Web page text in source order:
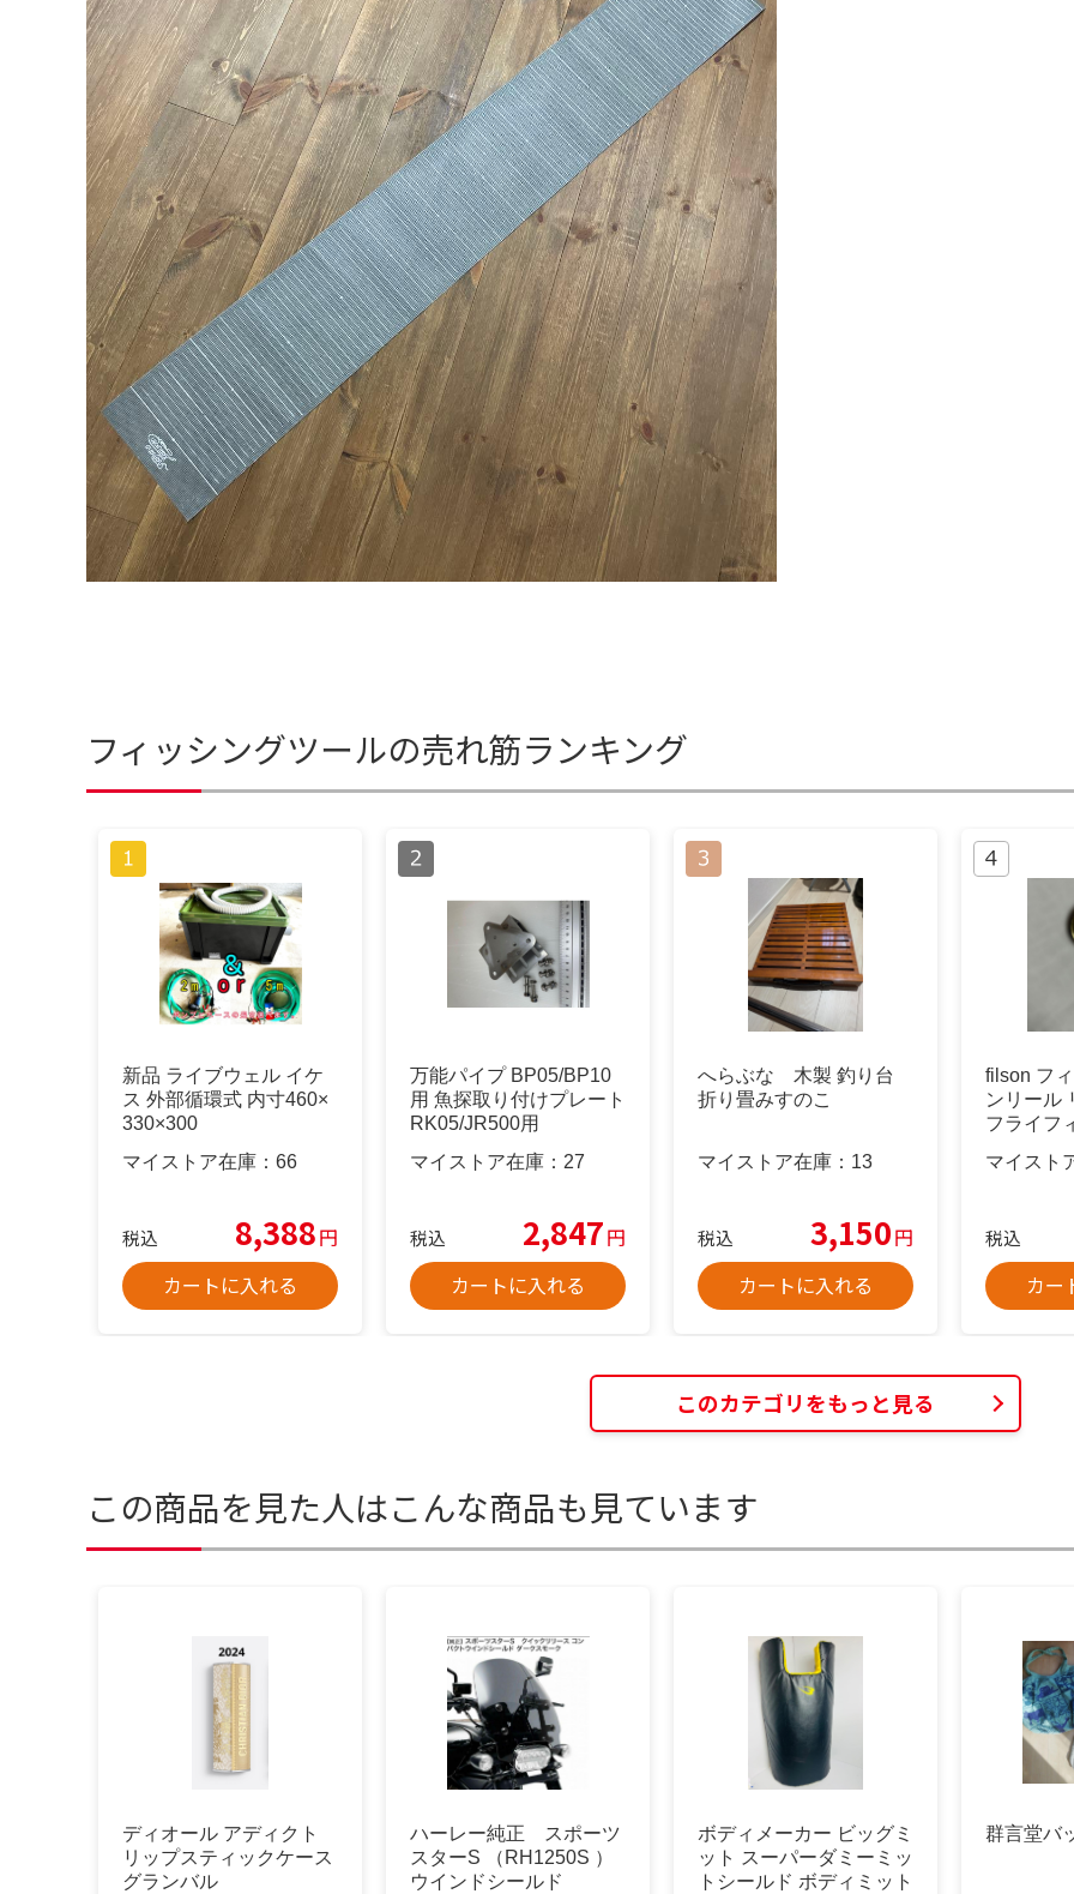
フィッシングツールの売れ筋ランキング
新品 ライブウェル イケ
ス 外部循環式 内寸460×
330×300
マイストア在庫： 66
税込 8,388円
カートに入れる
万能パイプ BP05/BP10
用 魚探取り付けプレート
RK05/JR500用
マイストア在庫： 27
税込 2,847円
カートに入れる
へらぶな 木製 釣り台
折り畳みすのこ
マイストア在庫： 13
税込 3,150円
カートに入れる
filson フ
ンリール
フライフ
マイスト
税込
カー
このカテゴリをもっと見る
この商品を見た人はこんな商品も見ています
ディオール アディクト
リップスティックケース
グランバル
ハーレー純正 スポーツ
スターS （RH1250S ）
ウインドシールド
ボディメーカー ビッグミ
ット スーパーダミーミッ
トシールド ボディミット
群言堂バ